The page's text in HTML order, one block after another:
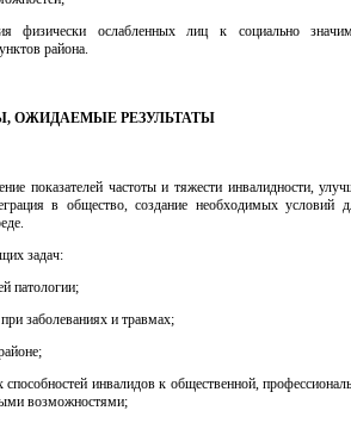
физически ослабленных лиц к социально
района.
ОЖИДАЕМЫЕ РЕЗУЛЬТАТЫ
показателей частоты и тяжести инвалидности,
в общество, создание необходимых условий
задач:
патологии;
заболеваниях и травмах;
инвалидов к общественной,
возможностями;